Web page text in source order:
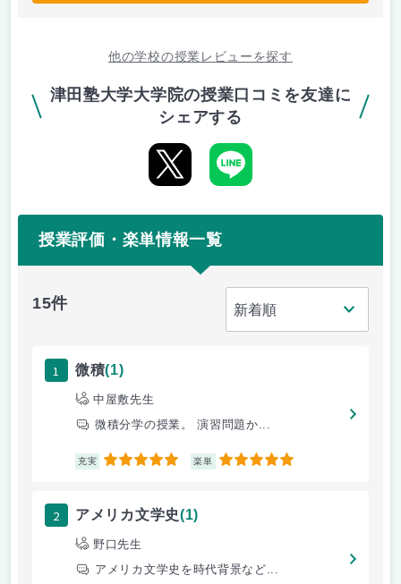
他の学校の授業レビューを探す
津田塾大学大学院の授業口コミを友達に
シェアする
授業評価・楽単情報一覧
15件
1 微積(1)
中屋敷先生
微積分学の授業。 演習問題か...
充実 5 楽単 5
2 アメリカ文学史(1)
野口先生
アメリカ文学史を時代背景など...